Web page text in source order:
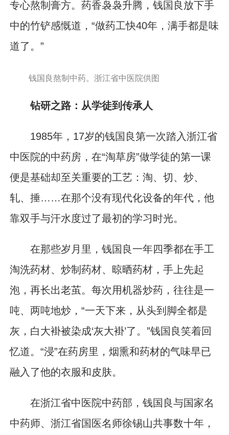
专心熬制膏方。药香袅袅升腾，钱国良放下手
中的竹铲感慨道，“做药工快40年，满手都是味
道了。”
钱国良熬制中药。浙江省中医院供图
钻研之路：从学徒到传承人
1985年，17岁的钱国良第一次踏入浙江省
中医院的中药房，在“淘草房”做学徒的第一课
便是基础却至关重要的工艺：淘、切、炒、
轧、捶……在那个没有现代化设备的年代，他
靠双手与汗水度过了最初的学习时光。
在那些岁月里，钱国良一年四季都在手工
淘洗药材、炒制药材、晾晒药材，手上先起
泡，再长出老茧。每次用机器炒药，往往是一
吨、两吨地炒，“一天下来，从头到脚全都是
灰，白大褂被染成‘灰大褂’了。”钱国良笑着回
忆道。“浸”在药房里，烟熏和药材的气味早已
融入了他的衣服和皮肤。
在浙江省中医院中药部，钱国良与国家名
中药师、浙江省国医名师徐锡山共事数十年，